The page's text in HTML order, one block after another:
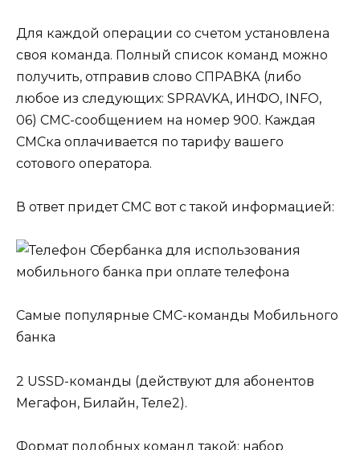
Для каждой операции со счетом установлена
своя команда. Полный список команд можно
получить, отправив слово СПРАВКА (либо
любое из следующих: SPRAVKA, ИНФО, INFO,
06) СМС-сообщением на номер 900. Каждая
СМСка оплачивается по тарифу вашего
сотового оператора.
В ответ придет СМС вот с такой информацией:
Самые популярные СМС-команды Мобильного
банка
2 USSD-команды (действуют для абонентов
Мегафон, Билайн, Теле2).
Формат подобных команд такой: набор